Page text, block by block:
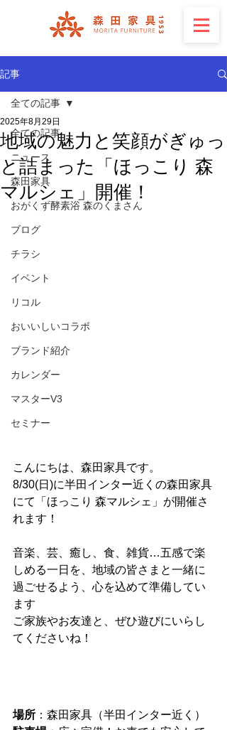
記事
全ての記事
ニュース
森田家具
おがくず酵素浴 森のくまさん
ブログ
チラシ
イベント
リコル
おいいしいコラボ
ブランド紹介
カレンダー
マスターV3
セミナー
全ての記事
地域の魅力と笑顔がぎゅっ
と詰まった「ほっこり 森
マルシェ」開催！
2025年8月29日
こんにちは、森田家具です。
8/30(日)に半田インター近くの森田家具
にて「ほっこり 森マルシェ」が開催さ
れます！
音楽、芸、癒し、食、雑貨…五感で楽
しめる一日を、地域の皆さまと一緒に
過ごせるよう、心を込めて準備してい
ます
ご家族やお友達と、ぜひ遊びにいらし
てくださいね！
場所 ：森田家具（半田インター近く）